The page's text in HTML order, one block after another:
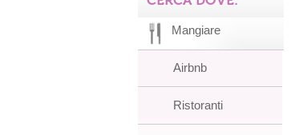
Mangiare
Airbnb
Ristoranti